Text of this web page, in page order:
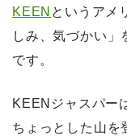
KEEN というアメ
しみ、気づかい」
です。
KEENジャスパー
ちょっとした山を